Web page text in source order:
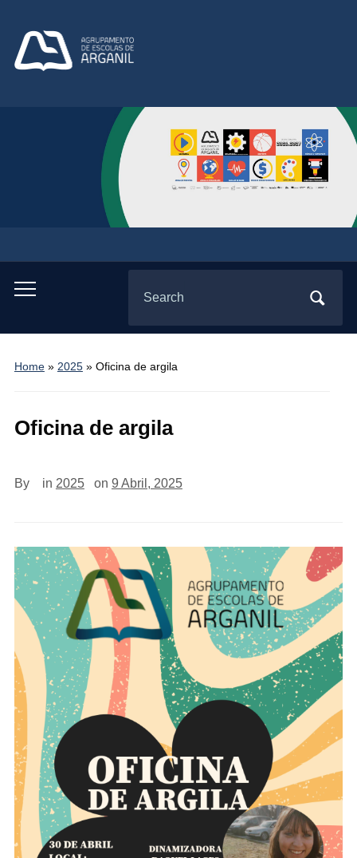
Toggle
menu
for:
Home» 2025» Oficina de argila
Oficina de argila
By in 2025 on 9 Abril, 2025